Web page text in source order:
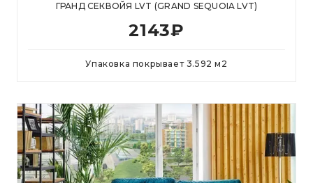
ГРАНД СЕКВОЙЯ LVT (GRAND SEQUOIA LVT)
2143₽
Упаковка покрывает 3.592 м 2